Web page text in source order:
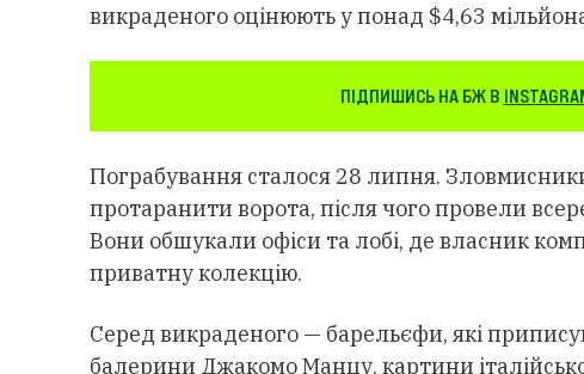
викраденого оцінюють у понад $4,63
ПІДПИШИСЬ НА БЖ В
Пограбування сталося 28 липня.
протаранити ворота, після чого провели
Вони обшукали офіси та лобі, де власник
приватну колекцію.
Серед викраденого — барельєфи, які
балерини Джакомо Манцу, картини